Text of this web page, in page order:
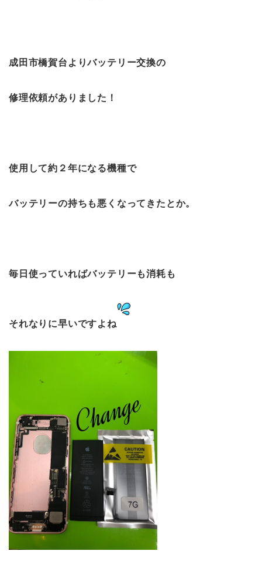
成田市橋賀台よりバッテリー交換の
修理依頼がありました！
使用して約２年になる機種で
バッテリーの持ちも悪くなってきたとか。
毎日使っていればバッテリーも消耗も
それなりに早いですよね